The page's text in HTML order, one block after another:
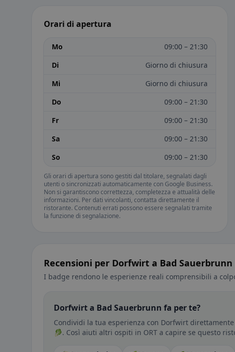
Orari di apertura
Mo
09:00 – 21:30
Di
Giorno di chiusura
Mi
Giorno di chiusura
Do
09:00 – 21:30
Fr
09:00 – 21:30
Sa
09:00 – 21:30
So
09:00 – 21:30
Gli orari di apertura sono gestiti dal titolare, segnalati dagli
utenti o sincronizzati automaticamente con Google Business.
Non si garantiscono correttezza, completezza e attualità delle
informazioni. Per dati vincolanti, contatta direttamente il
ristorante. Contenuti errati possono essere segnalati tramite
la funzione di segnalazione.
Recensioni per Dorfwirt a Bad Sauerbrunn
I badge rendono le esperienze reali comprensibili a
Dorfwirt a Bad Sauerbrunn fa per te?
Condividi la tua esperienza con Dorfwirt
🥬. Così aiuti altri ospiti in ORT a capire se questo